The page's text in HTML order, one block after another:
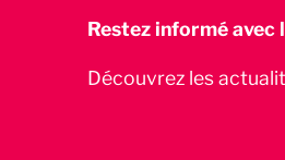
Restez informé avec
Découvrez les